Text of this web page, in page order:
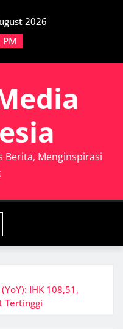
2026
PM
Berita, Menginspirasi
IHK 108,51,
Tertinggi